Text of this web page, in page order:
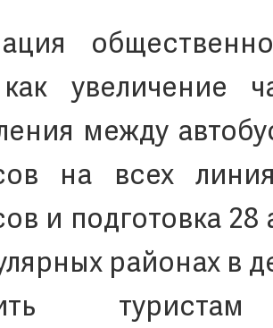
увеличение
между
на всех
и подготовка
районах в